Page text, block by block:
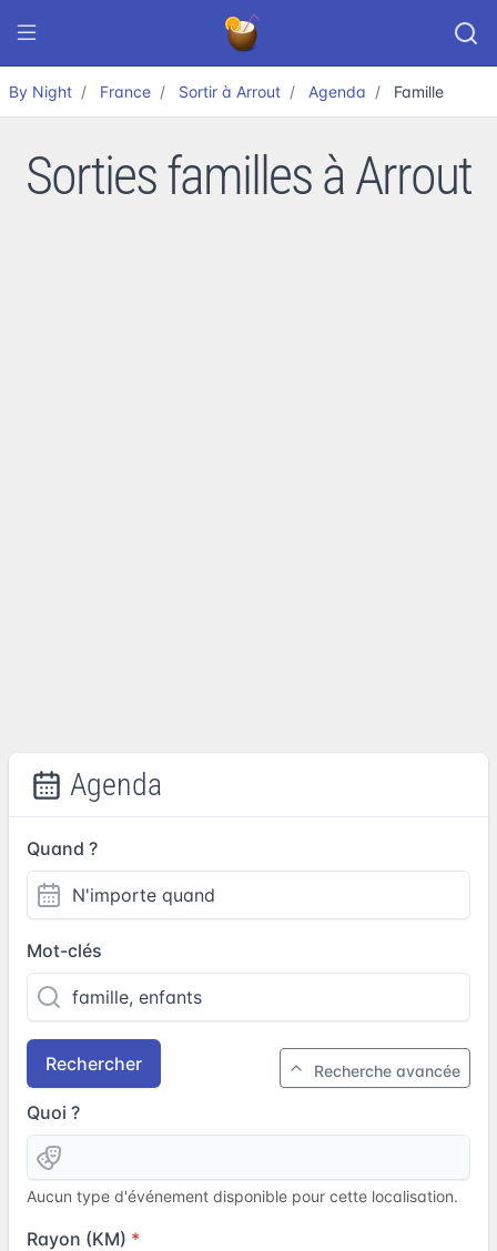
By Night France Sortir à Arrout Agenda Famille
Sorties familles à Arrout
Agenda
Quand ?
Mot-clés
Rechercher Recherche avancée
Quoi ?
Aucun type d'événement disponible pour cette localisation.
Rayon (KM)